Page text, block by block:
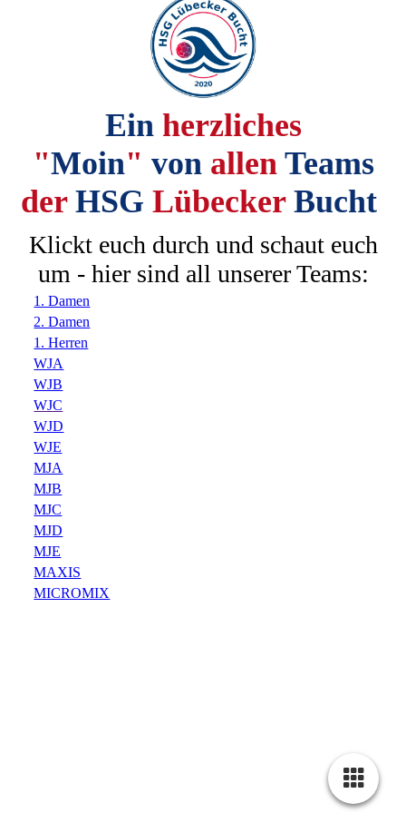
Einherzliches
"Moin" von allen Teams
der HSG Lübecker Bucht
Klickt euch durch und schaut euch
um - hier sind all unserer Teams:
1. Damen
2. Damen
1. Herren
WJA
WJB
WJC
WJD
WJE
MJA
MJB
MJC
MJD
MJE
MAXIS
MICROMIX
Sponsoren
Vorstand / Kontakt
Impressum
Datenschutz